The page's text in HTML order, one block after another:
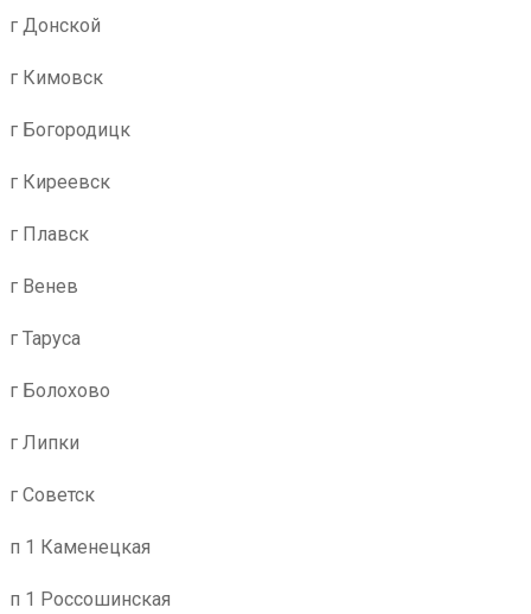
г Донской
г Кимовск
г Богородицк
г Киреевск
г Плавск
г Венев
г Таруса
г Болохово
г Липки
г Советск
п 1 Каменецкая
п 1 Россошинская